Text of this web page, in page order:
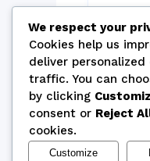
We respect your
Cookies help us
deliver
traffic. You can
by clicking
consent or Reject
cookies.
Customize